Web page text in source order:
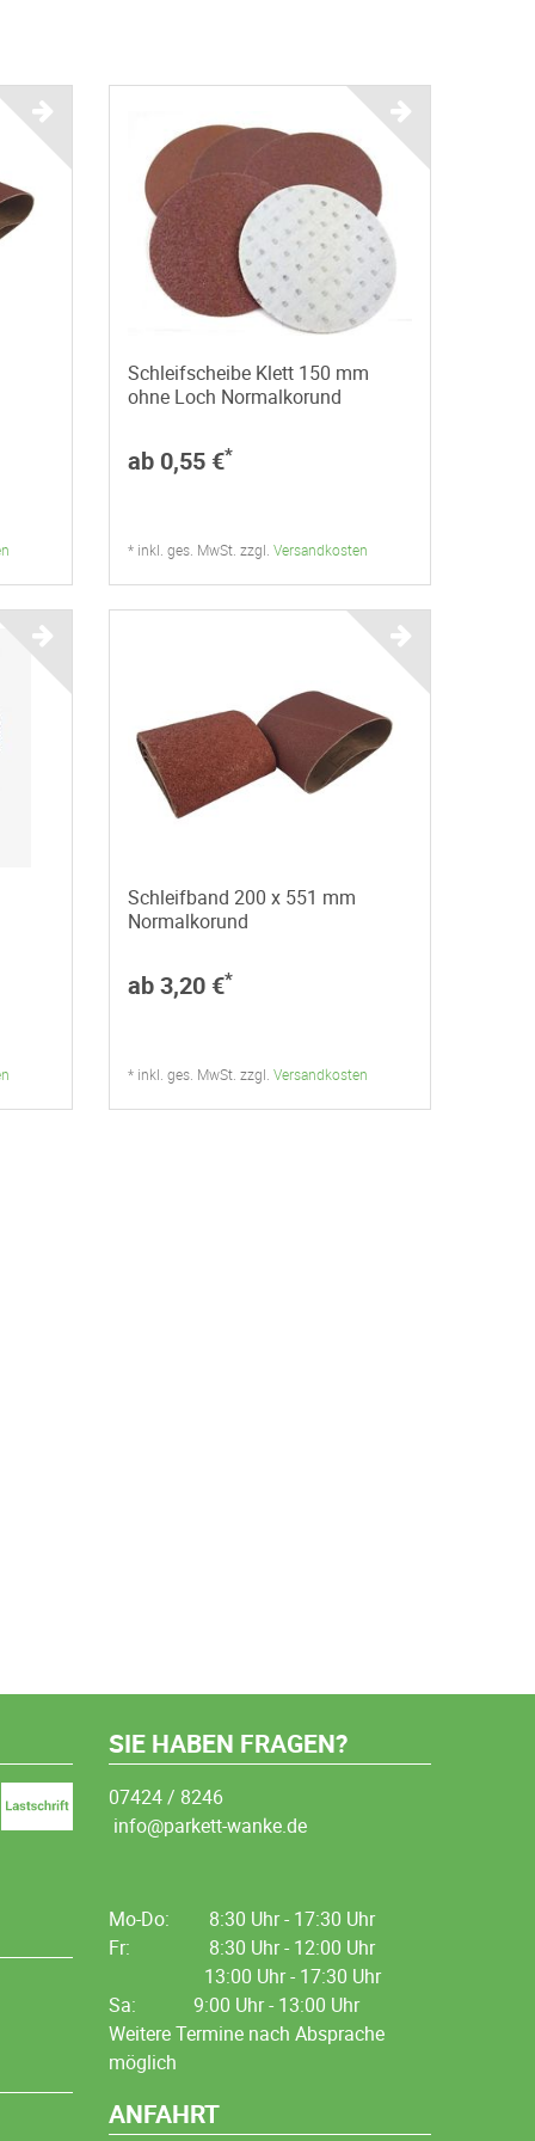
Schleifscheibe Klett 150 mm
ohne Loch Normalkorund
ab 0,55 €*
* inkl. ges. MwSt. zzgl. Versandkosten
Schleifband 200 x 551 mm
Normalkorund
ab 3,20 €*
* inkl. ges. MwSt. zzgl. Versandkosten
SIE HABEN FRAGEN?
07424 / 8246
info@parkett-wanke.de
Mo-Do:
8:30 Uhr - 17:30 Uhr
Fr:
8:30 Uhr - 12:00 Uhr
13:00 Uhr - 17:30 Uhr
Sa: 9:00 Uhr - 13:00 Uhr
Weitere Termine nach Absprache
möglich
ANFAHRT